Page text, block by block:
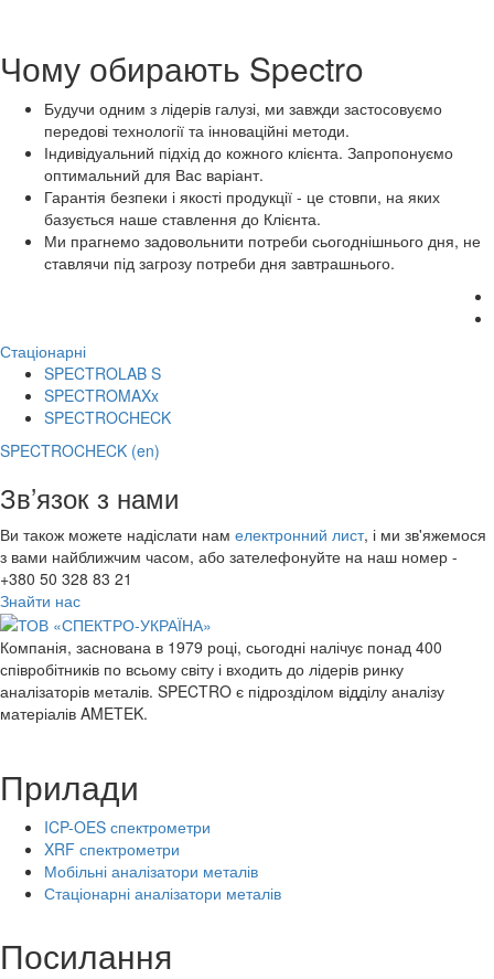
Чому обирають Spectro
Будучи одним з лідерів галузі, ми завжди застосовуємо
передові технології та інноваційні методи.
Індивідуальний підхід до кожного клієнта. Запропонуємо
оптимальний для Вас варіант.
Гарантія безпеки і якості продукції - це стовпи, на яких
базується наше ставлення до Клієнта.
Ми прагнемо задовольнити потреби сьогоднішнього дня, не
ставлячи під загрозу потреби дня завтрашнього.
Стаціонарні
SPECTROLAB S
SPECTROMAXx
SPECTROCHECK
SPECTROCHECK (en)
Зв’язок з нами
Ви також можете надіслати нам електронний лист, і ми зв'яжемося
з вами найближчим часом, або зателефонуйте на наш номер -
+380 50 328 83 21
Знайти нас
Компанія, заснована в 1979 році, сьогодні налічує понад 400
співробітників по всьому світу і входить до лідерів ринку
аналізаторів металів. SPECTRO є підрозділом відділу аналізу
матеріалів AMETEK.
Прилади
ICP-OES спектрометри
XRF спектрометри
Мобільні аналізатори металів
Стаціонарні аналізатори металів
Посилання